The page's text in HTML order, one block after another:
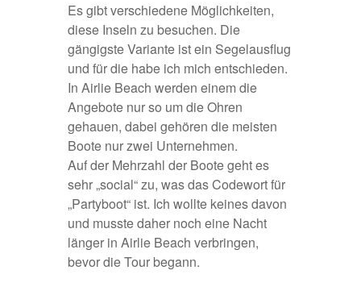
Es gibt verschiedene Möglichkeiten,
diese Inseln zu besuchen. Die
gängigste Variante ist ein Segelausflug
und für die habe ich mich entschieden.
In Airlie Beach werden einem die
Angebote nur so um die Ohren
gehauen, dabei gehören die meisten
Boote nur zwei Unternehmen.
Auf der Mehrzahl der Boote geht es
sehr „social“ zu, was das Codewort für
„Partyboot“ ist. Ich wollte keines davon
und musste daher noch eine Nacht
länger in Airlie Beach verbringen,
bevor die Tour begann.